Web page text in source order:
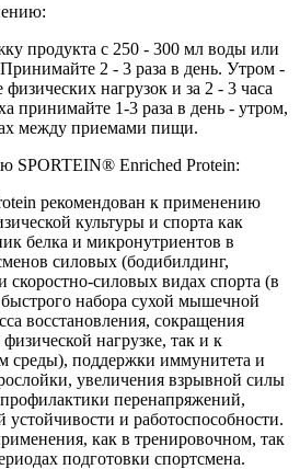
продукта с 250 - 300 мл воды или
2 - 3 раза в день. Утром -
физических нагрузок и за 2 - 3 часа
принимайте 1-3 раза в день - утром,
между приемами пищи.
SPORTEIN® Enriched Protein:
рекомендован к применению
культуры и спорта как
белка и микронутриентов в
силовых (бодибилдинг,
скоростно-силовых видах спорта (в
набора сухой мышечной
восстановления, сокращения
нагрузке, так и к
среды), поддержки иммунитета и
увеличения взрывной силы
перенапряжений,
и работоспособности.
как в тренировочном, так
подготовки спортсмена.